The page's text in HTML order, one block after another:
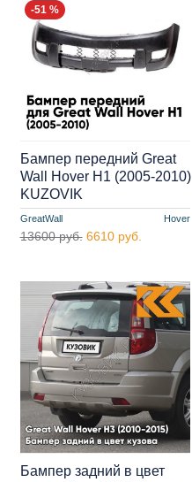
-51 %
GreatWall Hover
Бампер передний Great
Wall Hover H1 (2005-2010)
KUZOVIK
13600 руб. 6610 руб.
Бампер задний в цвет